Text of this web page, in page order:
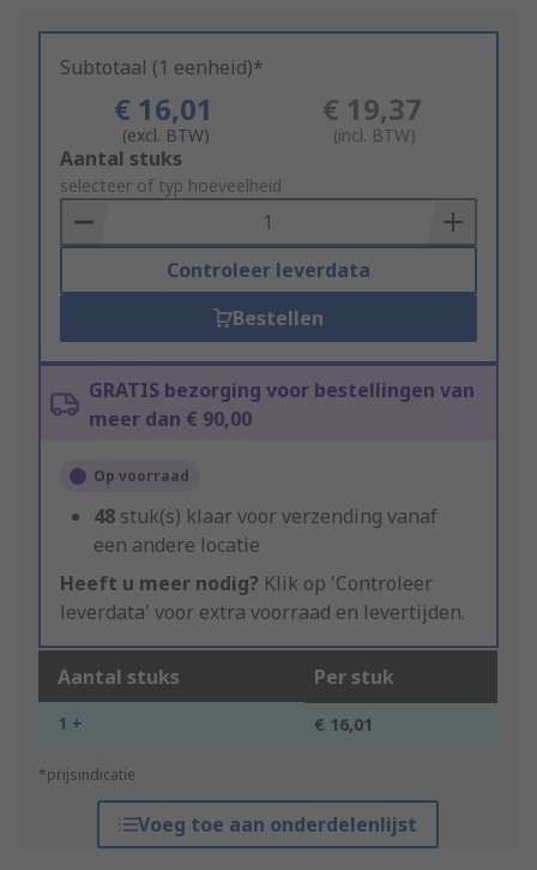
Subtotaal (1 eenheid)*
€ 16,01
(excl. BTW)
€ 19,37
(incl. BTW)
Add
to
Basket
Aantal stuks
selecteer of typ hoeveelheid
Controleer leverdata
Bestellen
GRATIS bezorging voor bestellingen van
meer dan € 90,00
Op voorraad
48 stuk(s) klaar voor verzending vanaf
een andere locatie
Heeft u meer nodig? Klik op 'Controleer
leverdata' voor extra voorraad en levertijden.
Aantal stuks Per stuk
1 + € 16,01
*prijsindicatie
Voeg toe aan onderdelenlijst